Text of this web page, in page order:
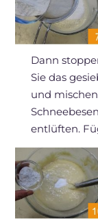
Dann
Sie das
und
Schneebesen
entlüften.